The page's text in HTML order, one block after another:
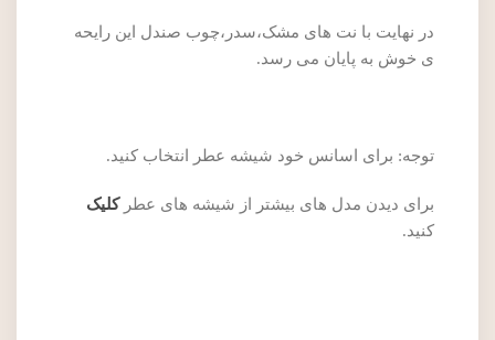
در نهایت با نت های مشک،سدر،چوب صندل این رایحه
ی خوش به پایان می رسد.
توجه: برای اسانس خود شیشه عطر انتخاب کنید.
برای دیدن مدل های بیشتر از شیشه های عطرکلیک
کنید.